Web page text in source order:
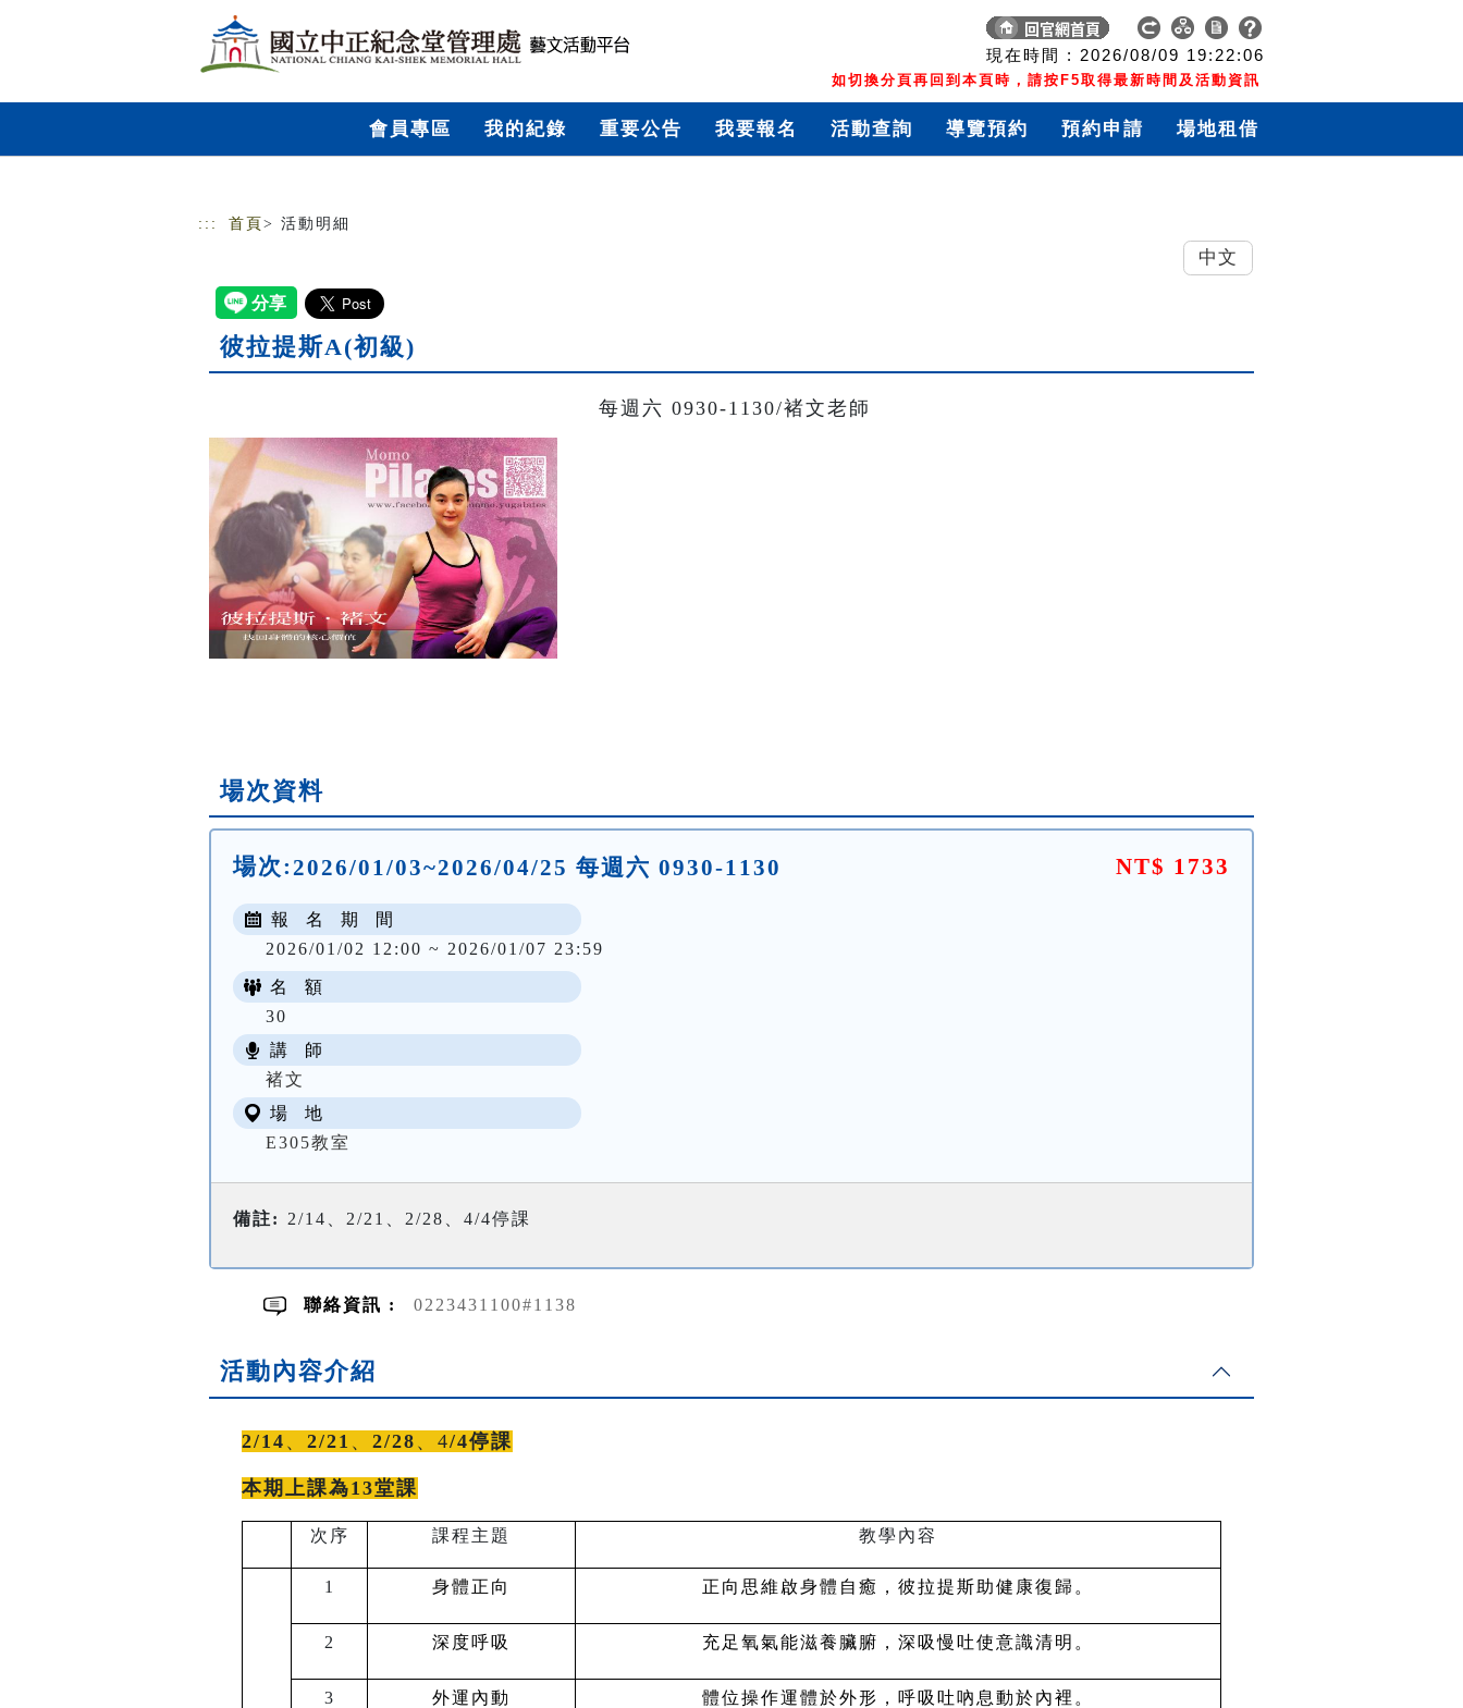
現在時間 : 2026/08/09 19:22:07
如切換分頁再回到本頁時，請按F5取得最新時間及活動資訊
會員專區 我的紀錄 重要公告 我要報名 活動查詢 導覽預約 預約申請 場地租借
::: 首頁 > 活動明細
彼拉提斯A(初級)
每週六 0930-1130/褚文老師
場次資料
場次:2026/01/03~2026/04/25 每週六 0930-1130 NT$ 1733
報 名 期 間
2026/01/02 12:00 ~ 2026/01/07 23:59
名 額
30
講 師
褚文
場 地
E305教室
備註: 2/14、2/21、2/28、4/4停課
聯絡資訊 : 0223431100#1138
活動內容介紹
2/14 、 2/21 、 2/28 、4/4停課
本期上課為13堂課
次序 課程主題 教學內容
1 身體正向 正向思維啟身體自癒，彼拉提斯助健康復歸。
2 深度呼吸 充足氧氣能滋養臟腑，深吸慢吐使意識清明。
3 外運內動 體位操作運體於外形，呼吸吐吶息動於內裡。